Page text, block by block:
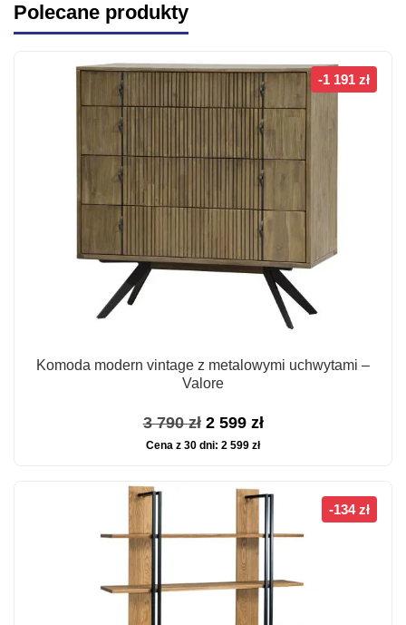
Polecane produkty
-1 191 zł
Komoda modern vintage z metalowymi uchwytami –
Valore
3 790zł Pierwotna
cena
790 zł.
2 599 złAktualna
2
599 zł.
Cena z 30 dni: 2 599 zł
-134 zł